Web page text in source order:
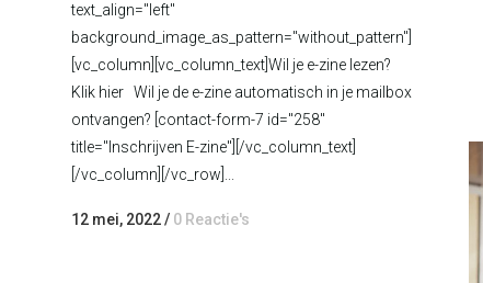
text_align="left"
background_image_as_pattern="without_pattern"]
[vc_column][vc_column_text]Wil je e-zine lezen?
Klik hier Wil je de e-zine automatisch in je mailbox
ontvangen? [contact-form-7 id="258"
title="Inschrijven E-zine"][/vc_column_text]
[/vc_column][/vc_row]...
12 mei, 2022/ 0 Reactie's